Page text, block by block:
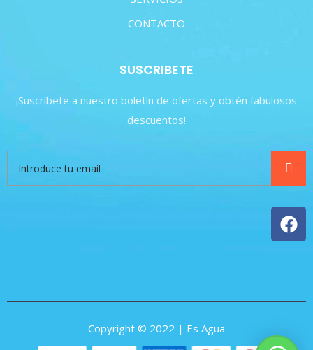
CONTACTO
SUSCRIBETE
¡Suscríbete a nuestro boletín de ofertas y obtén fabulosos
descuentos!
Copyright © 2022 | Es Agua